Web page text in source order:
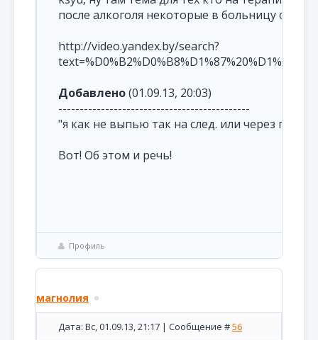
после алкоголя некоторые в больницу
http://video.yandex.by/search?
Добавлено(01.09.13, 20:03)
---------------------------------------------
"я как не выпью так на след. или через пару
Вот! Об этом и речь!
Профиль
магнолия
Дата: Вс, 01.09.13, 21:17 | Сообщение #56